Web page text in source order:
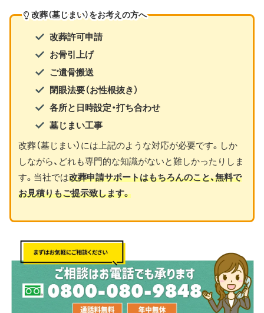
改葬（墓じまい）をお考えの方へ
改葬許可申請
お骨引上げ
ご遺骨搬送
閉眼法要（お性根抜き）
各所と日時設定・打ち合わせ
墓じまい工事
改葬（墓じまい）には上記のような対応が必要です。しか
しながら、どれも専門的な知識がないと難しかったりしま
す。当社では改葬申請サポートはもちろんのこと、無料で
お見積りもご提示致します。